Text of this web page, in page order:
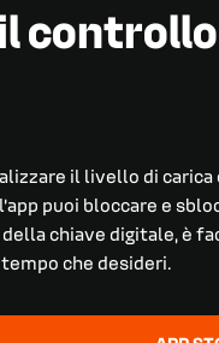
controllo
il livello di
puoi bloccare e
chiave digitale, è
che desideri.